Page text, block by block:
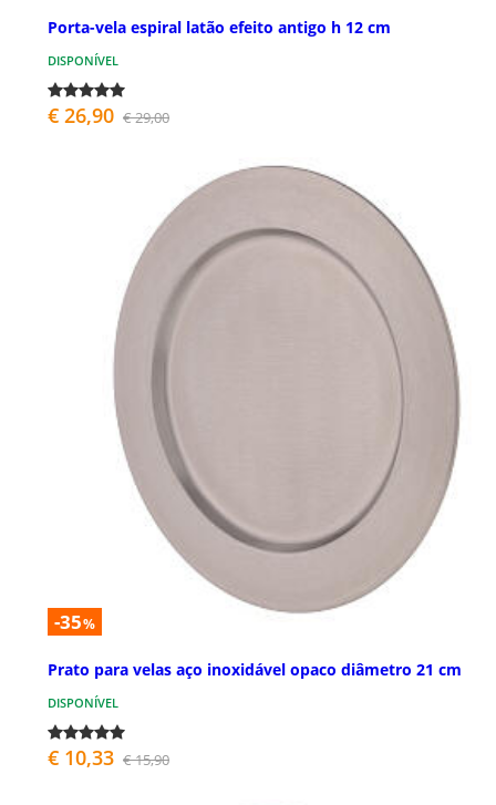
Porta-vela espiral latão efeito antigo h 12 cm
DISPONÍVEL
€ 26,90 € 29,00
-35%
Prato para velas aço inoxidável opaco diâmetro 21 cm
DISPONÍVEL
€ 10,33 € 15,90